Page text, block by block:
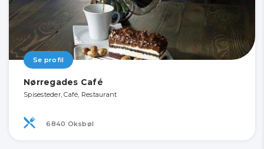
Se profil
Nørregades Café
Spisesteder, Café, Restaurant
6840 Oksbøl